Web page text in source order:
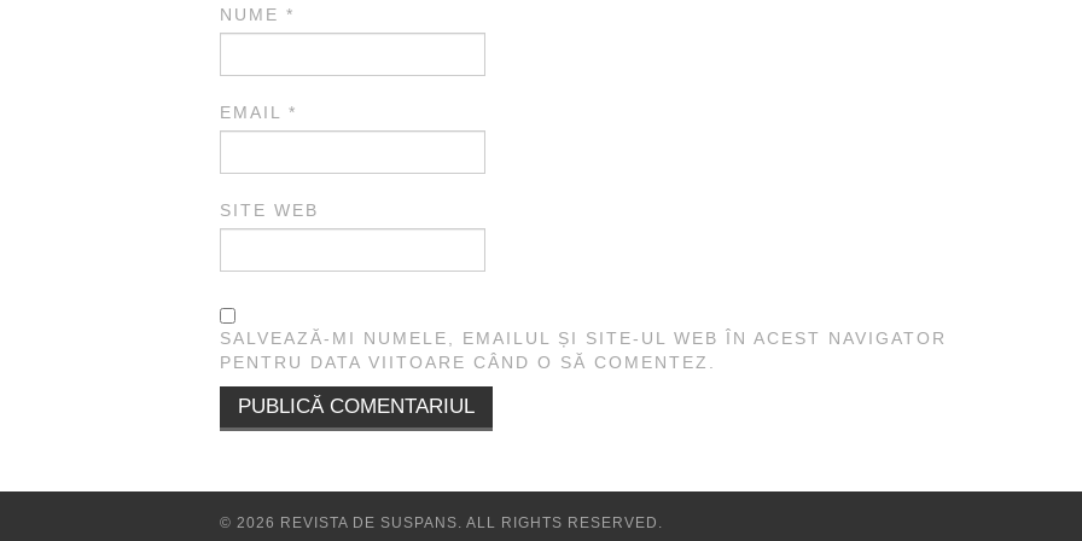
NUME *
EMAIL *
SITE WEB
SALVEAZĂ-MI NUMELE, EMAILUL ȘI SITE-UL WEB ÎN ACEST NAVIGATOR
PENTRU DATA VIITOARE CÂND O SĂ COMENTEZ.
© 2026 REVISTA DE SUSPANS. ALL RIGHTS RESERVED.